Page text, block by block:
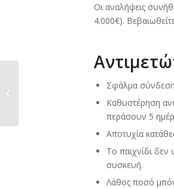
Οι αναλήψεις
4.000€).
Σφάλμα
Καθυστέρηση
περάσουν 5
Αποτυχία
Το παιχνίδι
συσκευή.
Λάθος ποσό
Rabona sportfogadás útmutató: